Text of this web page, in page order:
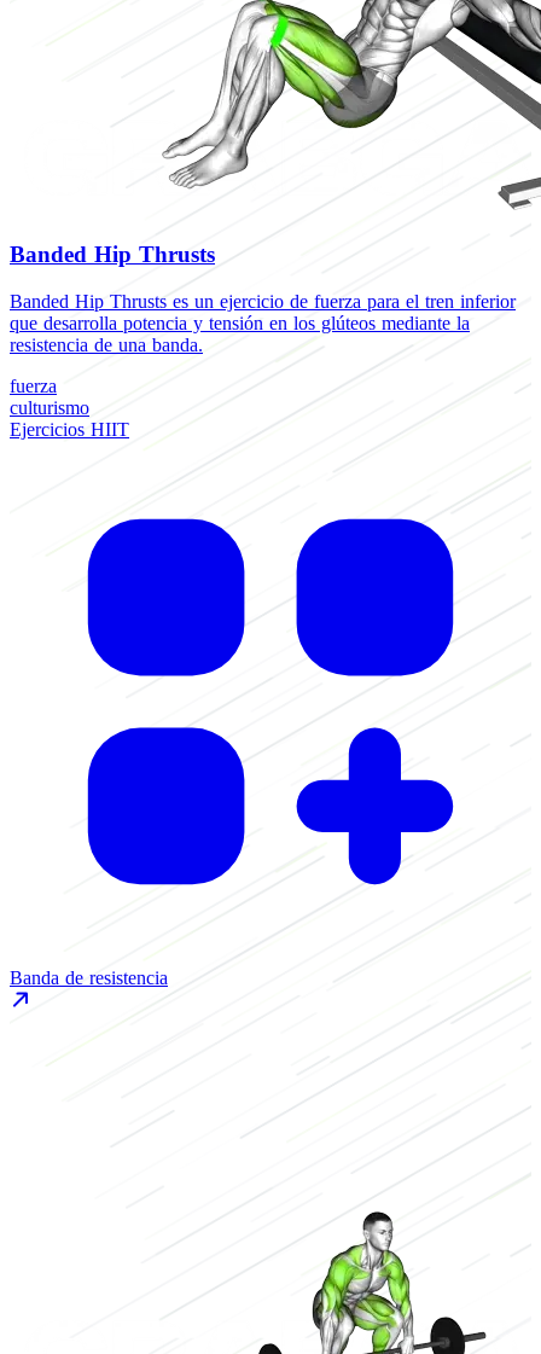
Banded Hip Thrusts
Banded Hip Thrusts es un ejercicio de fuerza para el tren inferior
que desarrolla potencia y tensión en los glúteos mediante la
resistencia de una banda.
fuerza
culturismo
Ejercicios HIIT
Banda de resistencia